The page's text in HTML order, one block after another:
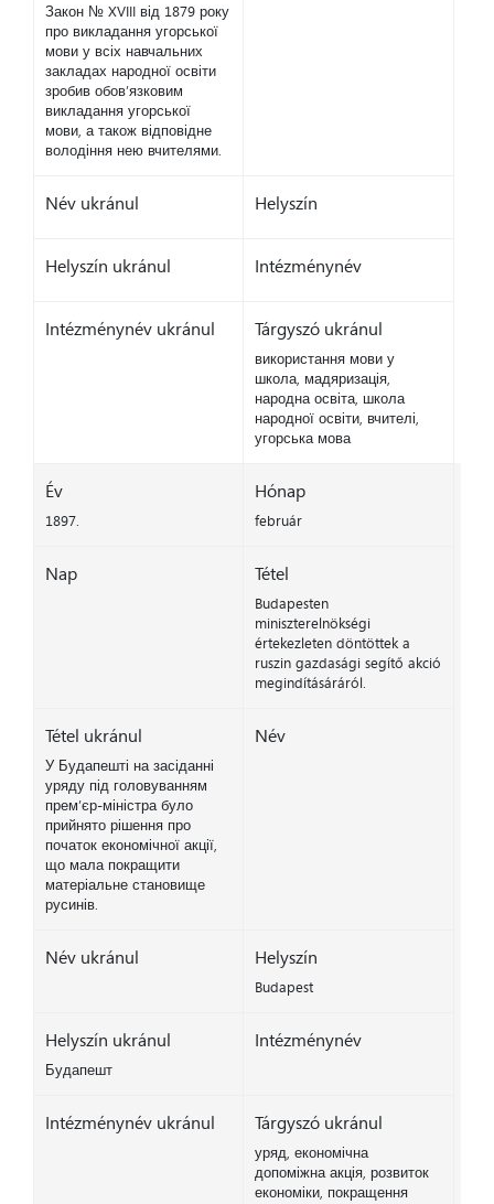
Закон № XVIII від 1879 року
про викладання угорської
мови у всіх навчальних
закладах народної освіти
зробив обов’язковим
викладання угорської
мови, а також відповідне
володіння нею вчителями.
Név ukránul Helyszín
Helyszín ukránul Intézménynév
Intézménynév ukránul Tárgyszó ukránul
використання мови у
школа, мадяризація,
народна освіта, школа
народної освіти, вчителі,
угорська мова
Év
1897.
Hónap
február
Nap Tétel
Budapesten
miniszterelnökségi
értekezleten döntöttek a
ruszin gazdasági segítő akció
megindításáráról.
Tétel ukránul
У Будапешті на засіданні
уряду під головуванням
прем’єр-міністра було
прийнято рішення про
початок економічної акції,
що мала покращити
матеріальне становище
русинів.
Név
Név ukránul Helyszín
Budapest
Helyszín ukránul
Будапешт
Intézménynév
Intézménynév ukránul Tárgyszó ukránul
уряд, економічна
допоміжна акція, розвиток
економіки, покращення